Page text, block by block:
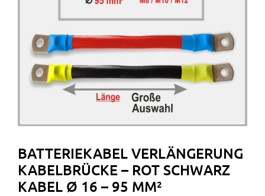
BATTERIEKABEL VERLÄNGERUNG
KABELBRÜCKE – ROT SCHWARZ
KABEL Ø 16 – 95 MM²